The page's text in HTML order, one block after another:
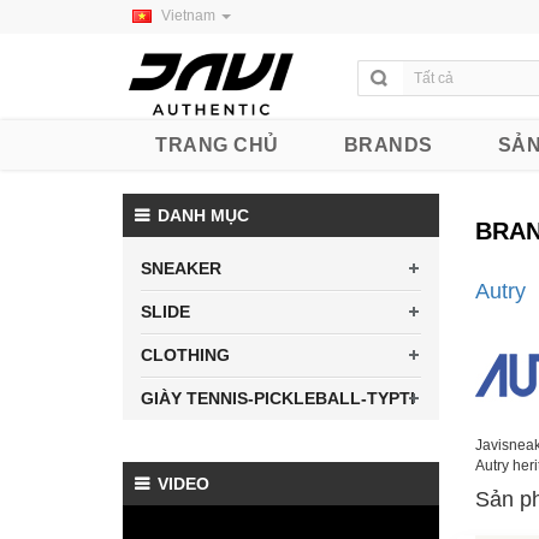
Vietnam
TRANG CHỦ BRANDS
Autry
Autry
Sản
DANH MỤC
SNEAKER
SLIDE
CLOTHING
GIÀY TENNIS-PICKLEBALL-TYPTI
VIDEO